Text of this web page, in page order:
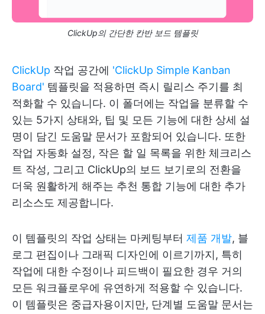
ClickUp의 간단한 칸반 보드 템플릿
ClickUp 작업 공간에 'ClickUp Simple Kanban
Board' 템플릿을 적용하면 즉시 릴리스 주기를 최
적화할 수 있습니다. 이 폴더에는 작업을 분류할 수
있는 5가지 상태와, 팁 및 모든 기능에 대한 상세 설
명이 담긴 도움말 문서가 포함되어 있습니다. 또한
작업 자동화 설정, 작은 할 일 목록을 위한 체크리스
트 작성, 그리고 ClickUp의 보드 보기로의 전환을
더욱 원활하게 해주는 추천 통합 기능에 대한 추가
리소스도 제공합니다.
이 템플릿의 작업 상태는 마케팅부터 제품 개발, 블
로그 편집이나 그래픽 디자인에 이르기까지, 특히
작업에 대한 수정이나 피드백이 필요한 경우 거의
모든 워크플로우에 유연하게 적용할 수 있습니다.
이 템플릿은 중급자용이지만, 단계별 도움말 문서는